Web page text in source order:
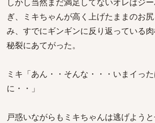
ぎ、ミキちゃんが高く上げたままのお
み、すでにギンギンに反り返っている
秘裂にあてがった。
ミキ「あん・・そんな・・・いまイっ
に・・」
戸惑いながらもミキちゃんは逃げよう